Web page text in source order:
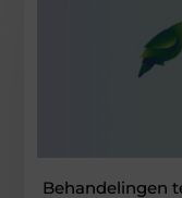
Behandelingen